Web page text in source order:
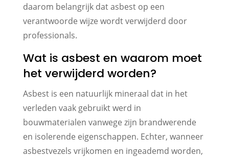
daarom belangrijk dat asbest op een
verantwoorde wijze wordt verwijderd door
professionals.
Wat is asbest en waarom moet
het verwijderd worden?
Asbest is een natuurlijk mineraal dat in het
verleden vaak gebruikt werd in
bouwmaterialen vanwege zijn brandwerende
en isolerende eigenschappen. Echter, wanneer
asbestvezels vrijkomen en ingeademd worden,